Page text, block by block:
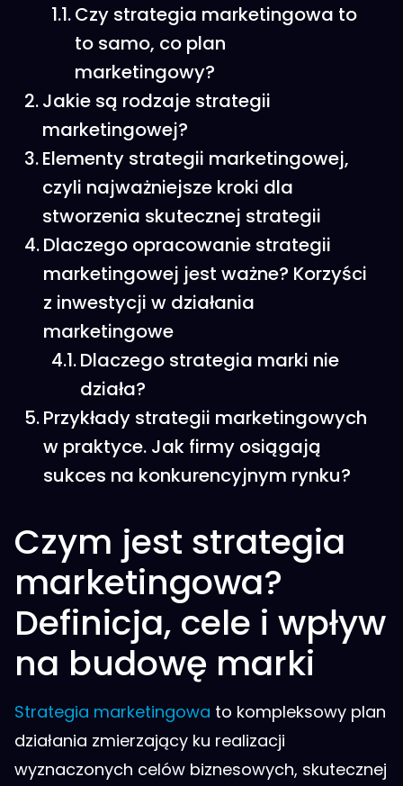
Czy strategia marketingowa to
to samo, co plan
marketingowy?
Jakie są rodzaje strategii
marketingowej?
Elementy strategii marketingowej,
czyli najważniejsze kroki dla
stworzenia skutecznej strategii
Dlaczego opracowanie strategii
marketingowej jest ważne? Korzyści
z inwestycji w działania
marketingowe
Dlaczego strategia marki nie
działa?
Przykłady strategii marketingowych
w praktyce. Jak firmy osiągają
sukces na konkurencyjnym rynku?
Czym jest strategia
marketingowa?
Definicja, cele i wpływ
na budowę marki
Strategia marketingowa to kompleksowy plan
działania zmierzający ku realizacji
wyznaczonych celów biznesowych, skutecznej